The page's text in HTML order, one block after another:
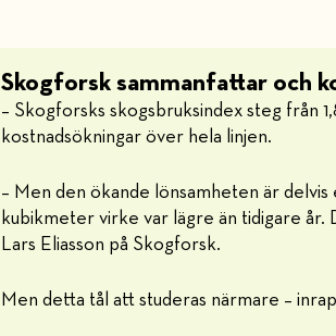
Skogforsk sammanfattar och
– Skogforsks skogsbruksindex steg från
kostnadsökningar över hela linjen.
– Men den ökande lönsamheten är
kubikmeter virke var lägre än tidigare
Lars Eliasson på Skogforsk.
Men detta tål att studeras närmare –